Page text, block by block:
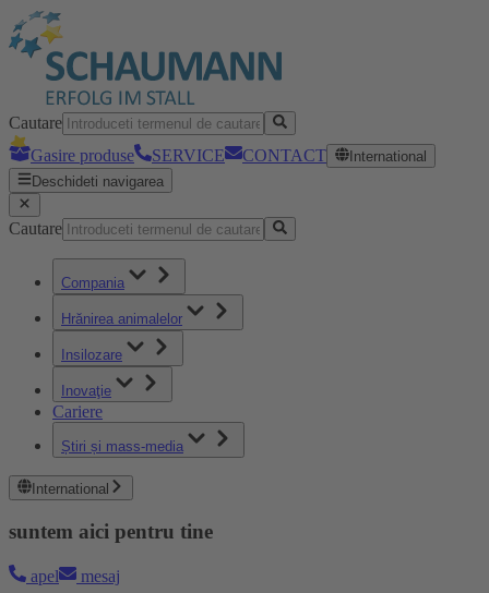
Cautare
Gasire produse
SERVICE CONTACT
International
Deschideti navigarea
Cautare
Compania
Hrănirea animalelor
Insilozare
Inovaţie
Cariere
Știri și mass-media
International
suntem aici pentru tine
apel mesaj